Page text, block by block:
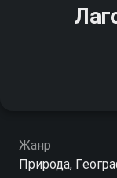
Жанр
Природа,